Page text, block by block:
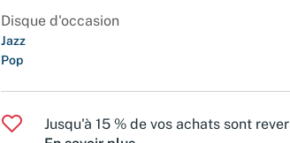
Disque d'occasion
Jazz
Pop
Jusqu'à 15 % de vos achats sont